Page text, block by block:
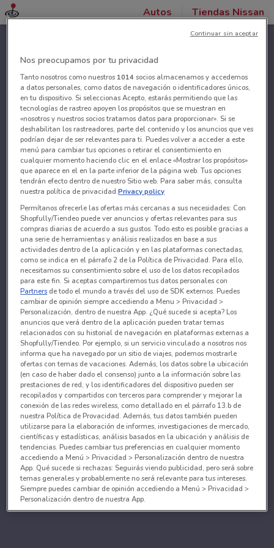
Autos Tiendas Nissan
Nos preocupamos por tu privacidad
Tanto nosotros como nuestros 1014socios almacenamos y accedemos
a datos personales, como datos de navegación o identificadores únicos,
en tu dispositivo. Si seleccionas Acepto, estarás permitiendo que las
tecnologías de rastreo apoyen los propósitos que se muestran en
«nosotros y nuestros socios tratamos datos para proporcionar». Si se
deshabilitan los rastreadores, parte del contenido y los anuncios que ves
podrían dejar de ser relevantes para ti. Puedes volver a acceder a este
menú para cambiar tus opciones o retirar el consentimiento en
cualquier momento haciendo clic en el enlace «Mostrar los propósitos»
que aparece en el en la parte inferior de la página web. Tus opciones
tendrán efecto dentro de nuestro Sitio web. Para saber más, consulta
nuestra política de privacidad.Privacy policy
Permítanos ofrecerle las ofertas más cercanas a sus necesidades: Con
Shopfully/Tiendeo puede ver anuncios y ofertas relevantes para sus
compras diarias de acuerdo a sus gustos. Todo esto es posible gracias a
una serie de herramientas y análisis realizados en base a sus
actividades dentro de la aplicación y en las plataformas conectadas,
como se indica en el párrafo 2 de la Política de Privacidad. Para ello,
necesitamos su consentimiento sobre el uso de los datos recopilados
para este fin. Si aceptas compartiremos tus datos personales con
Partners de todo el mundo a través del uso de SDK externos. Puedes
cambiar de opinión siempre accediendo a Menu > Privacidad >
Personalización, dentro de nuestra App. ¿Qué sucede si acepta? Los
anuncios que verá dentro de la aplicación pueden tratar temas
relacionados con su historial de navegación en plataformas externas a
Shopfully/Tiendeo. Por ejemplo, si un servicio vinculado a nosotros nos
informa que ha navegado por un sitio de viajes, podemos mostrarle
ofertas con temas de vacaciones. Además, los datos sobre la ubicación
(en caso de haber dado el consenso) junto a la información sobre las
prestaciones de red, y los identificadores del dispositivo pueden ser
recopilados y compartidos con terceros para comprender y mejorar la
conexión de las redes wireless, como detallado en el párrafo 13.b de
nuestra Política de Provacidad. Además, tus datos también pueden
utilizarse para la elaboración de informes, investigaciones de mercado,
científicas y estadísticas, análisis basados en la ubicación y análisis de
tendencias. Puedes cambiar tus preferencias en cualquier momento
accediendo a Menú > Privacidad > Personalización dentro de nuestra
App. Qué sucede si rechazas: Seguirás viendo publicidad, pero será sobre
temas generales y probablemente no será relevante para tus intereses.
Siempre puedes cambiar de opinión accediendo a Menú > Privacidad >
Personalización dentro de nuestra App.
Continuar sin aceptar